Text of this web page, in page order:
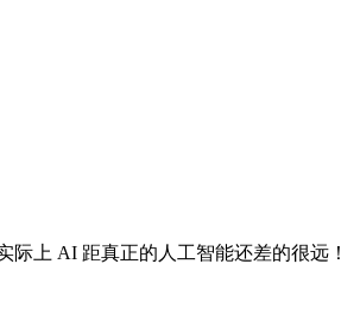
上 AI 距真正的人工智能还差的很远！